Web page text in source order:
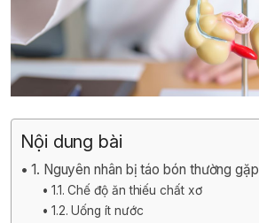
Nội dung bài
1. Nguyên nhân bị táo bón thường gặp
1.1. Chế độ ăn thiếu chất xơ
1.2. Uống ít nước